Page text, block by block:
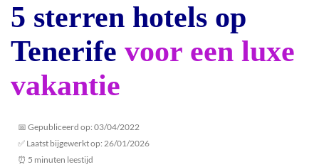
5 sterren hotels op
Tenerife voor een luxe
vakantie
📅 Gepubliceerd op: 03/04/2022
✅ Laatst bijgewerkt op: 26/01/2026
⏰ 5 minuten leestijd